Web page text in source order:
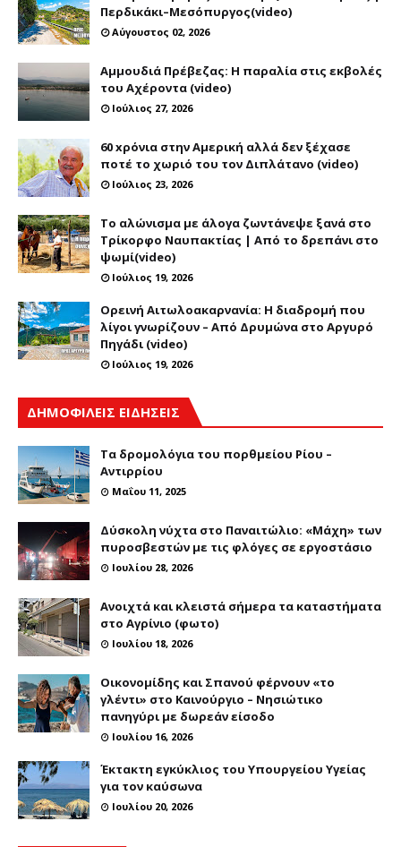
Περδικάκι–Μεσόπυργος(video)
Αύγουστος 02, 2026
Αμμουδιά Πρέβεζας: Η παραλία στις εκβολές
του Αχέροντα (video)
Ιούλιος 27, 2026
60 xρόνια στην Αμερική αλλά δεν ξέχασε
ποτέ το χωριό του τον Διπλάτανο (video)
Ιούλιος 23, 2026
Το αλώνισμα με άλογα ζωντάνεψε ξανά στο
Τρίκορφο Ναυπακτίας | Από το δρεπάνι στο
ψωμί(video)
Ιούλιος 19, 2026
Ορεινή Αιτωλοακαρνανία: Η διαδρομή που
λίγοι γνωρίζουν – Από Δρυμώνα στο Αργυρό
Πηγάδι (video)
Ιούλιος 19, 2026
ΔΗΜΟΦΙΛΕΙΣ ΕΙΔΗΣΕΙΣ
Τα δρομολόγια του πορθμείου Ρίου –
Αντιρρίου
Μαΐου 11, 2025
Δύσκολη νύχτα στο Παναιτώλιο: «Μάχη» των
πυροσβεστών με τις φλόγες σε εργοστάσιο
Ιουλίου 28, 2026
Ανοιχτά και κλειστά σήμερα τα καταστήματα
στο Αγρίνιο (φωτο)
Ιουλίου 18, 2026
Οικονομίδης και Σπανού φέρνουν «το
γλέντι» στο Καινούργιο – Νησιώτικο
πανηγύρι με δωρεάν είσοδο
Ιουλίου 16, 2026
Έκτακτη εγκύκλιος του Υπουργείου Υγείας
για τον καύσωνα
Ιουλίου 20, 2026